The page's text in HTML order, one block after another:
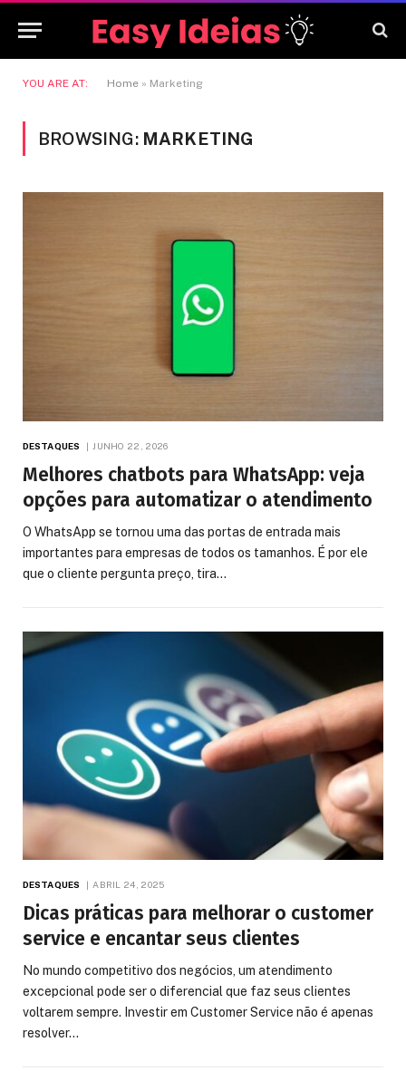
YOU ARE AT: Home » Marketing
BROWSING: MARKETING
DESTAQUES JUNHO 22, 2026
Melhores chatbots para WhatsApp: veja
opções para automatizar o atendimento
O WhatsApp se tornou uma das portas de entrada mais
importantes para empresas de todos os tamanhos. É por ele
que o cliente pergunta preço, tira…
DESTAQUES ABRIL 24, 2025
Dicas práticas para melhorar o customer
service e encantar seus clientes
No mundo competitivo dos negócios, um atendimento
excepcional pode ser o diferencial que faz seus clientes
voltarem sempre. Investir em Customer Service não é apenas
resolver…